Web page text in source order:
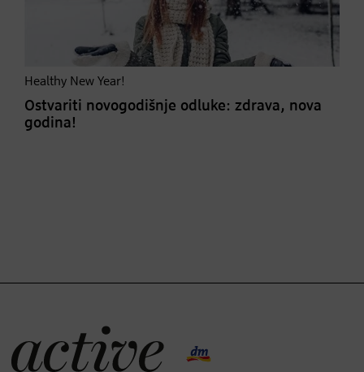
Healthy New Year!
Ostvariti novogodišnje odluke: zdrava, nova
godina!